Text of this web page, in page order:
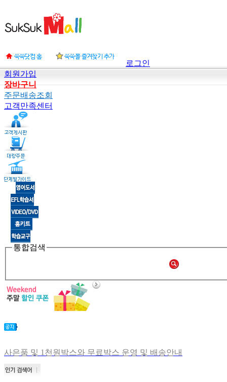
로그인
회원가입
장바구니
주문배송조회
고객만족센터
통합검색
사은품 및 1천원박스와 무료박스 운영 및 배송안내
[공지] 쑥쑥몰 재오픈합니다.